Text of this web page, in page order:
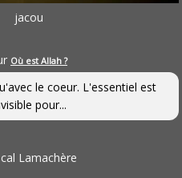
jacou
Où est Allah ?
le coeur. L'essentiel est
pour...
Lamachère